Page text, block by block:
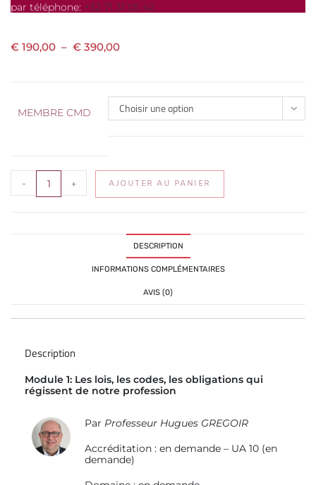
par téléphone: +32 71 31 05 42
€ 190,00 – € 390,00
MEMBRE CMD Choisir une option
- + AJOUTER AU PANIER
DESCRIPTION
INFORMATIONS COMPLÉMENTAIRES
AVIS (0)
Description
Module 1: Les lois, les codes, les obligations qui
régissent de notre profession
Par Professeur Hugues GREGOIR
Accréditation : en demande – UA 10 (en
demande)